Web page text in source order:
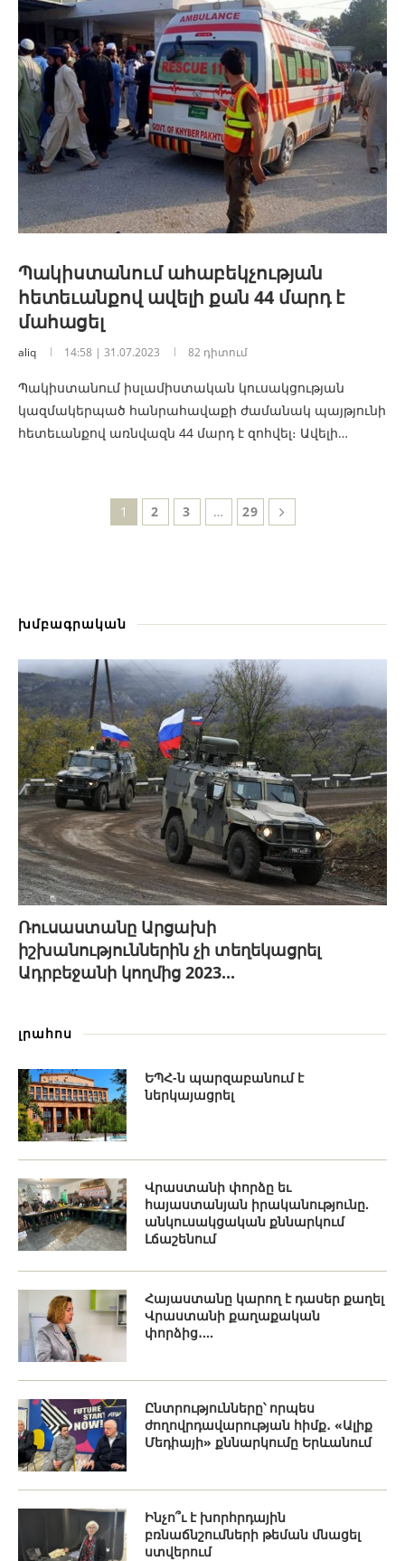
Պակիստանում ահաբեկչության
հետեւանքով ավելի քան 44 մարդ է
մահացել
aliq 14:58 | 31.07.2023 82 դիտում
Պակիստանում իսլամիստական կուսակցության
կազմակերպած հանրահավաքի ժամանակ պայթյունի
հետեւանքով առնվազն 44 մարդ է զոհվել։ Ավելի…
1 2 3 … 29
խմբագրական
Ռուսաստանը Արցախի
իշխանություններին չի տեղեկացրել
Ադրբեջանի կողմից 2023...
լրահոս
ԵՊՀ-ն պարզաբանում է
ներկայացրել
Վրաստանի փորձը եւ
հայաստանյան իրականությունը.
անկուսակցական քննարկում
Լճաշենում
Հայաստանը կարող է դասեր քաղել
Վրաստանի քաղաքական
փորձից․...
Ընտրությունները՝ որպես
ժողովրդավարության հիմք․ «Ալիք
Մեդիայի» քննարկումը Երևանում
Ինչո՞ւ է խորհրդային
բռնաճնշումների թեման մնացել
ստվերում